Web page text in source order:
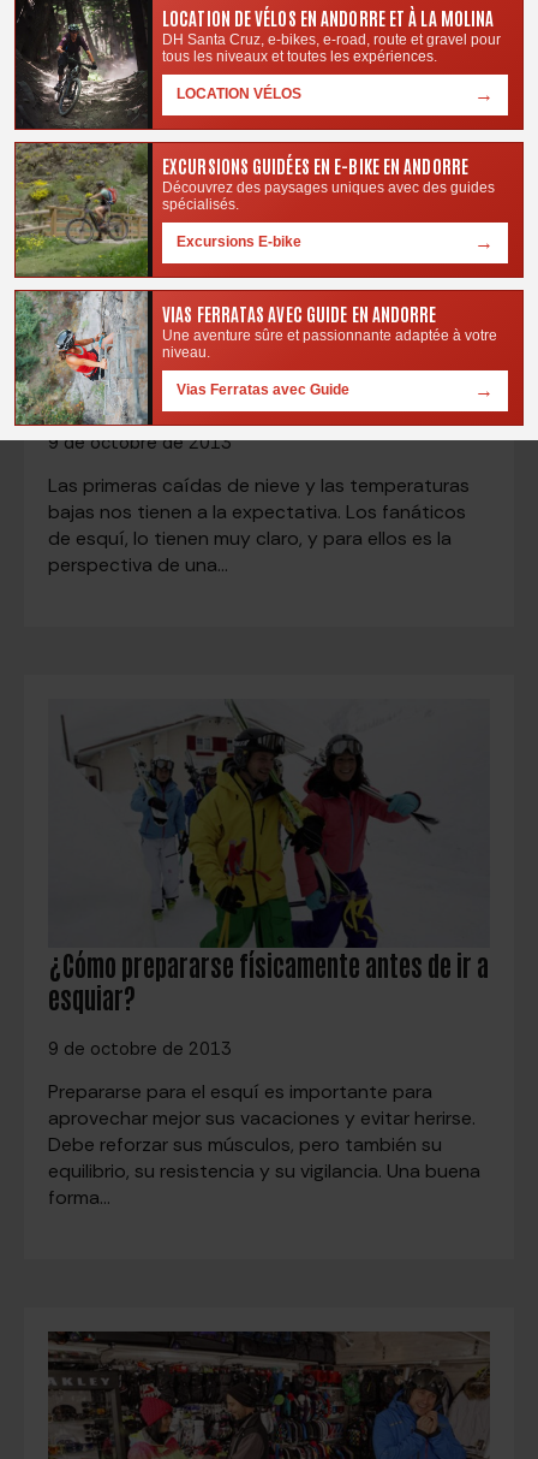
Preparar sus vacaciones para esquiar con
Pic Negre
9 de octobre de 2013
Las primeras caídas de nieve y las temperaturas
bajas nos tienen a la expectativa. Los fanáticos
de esquí, lo tienen muy claro, y para ellos es la
perspectiva de una…
¿Cómo prepararse físicamente antes de ir a
esquiar?
9 de octobre de 2013
Prepararse para el esquí es importante para
aprovechar mejor sus vacaciones y evitar herirse.
Debe reforzar sus músculos, pero también su
equilibrio, su resistencia y su vigilancia. Una buena
forma…
LOCATION DE VÉLOS EN ANDORRE ET À LA MOLINA
DH Santa Cruz, e-bikes, e-road, route et gravel pour
tous les niveaux et toutes les expériences.
LOCATION VÉLOS →
EXCURSIONS GUIDÉES EN E-BIKE EN ANDORRE
Découvrez des paysages uniques avec des guides
spécialisés.
Excursions E-bike →
VIAS FERRATAS AVEC GUIDE EN ANDORRE
Une aventure sûre et passionnante adaptée à votre
niveau.
Vias Ferratas avec Guide →